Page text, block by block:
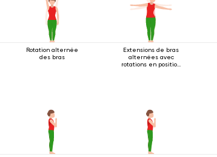
Rotation alternée
des bras
Extensions de bras
alternées avec
rotations en position